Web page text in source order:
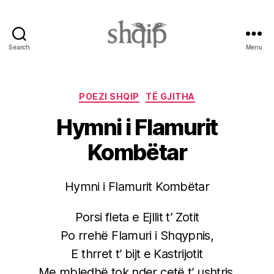
Search Menu
Categories
POEZI SHQIP TË GJITHA
Hymni i Flamurit
Kombëtar
Hymni i Flamurit Kombëtar
Porsi fleta e Ejllit t’ Zotit
Po rrehë Flamuri i Shqypnis,
E thrret t’ bijt e Kastrijotit